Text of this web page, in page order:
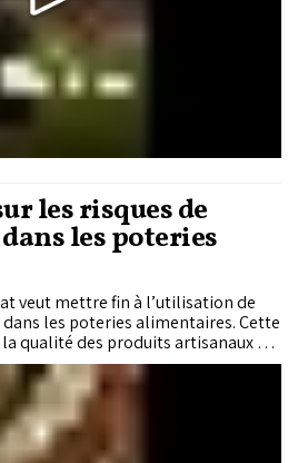
les risques de
les poteries
veut mettre fin à l’utilisation de
les poteries alimentaires. Cette
qualité des produits artisanaux et
aux normes sanitaires en vigueur.